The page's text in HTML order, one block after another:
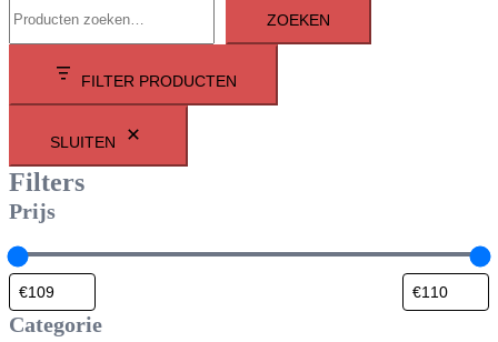
ZOEKEN
FILTER PRODUCTEN
SLUITEN
Filters
Prijs
Categorie